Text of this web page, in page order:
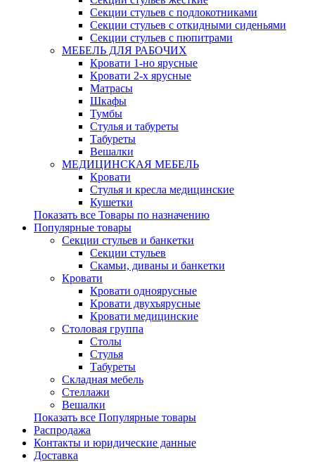
Секции стульев с подлокотниками
Секции стульев с откидными сиденьями
Секции стульев с пюпитрами
МЕБЕЛЬ ДЛЯ РАБОЧИХ
Кровати 1-но ярусные
Кровати 2-х ярусные
Матрасы
Шкафы
Тумбы
Стулья и табуреты
Табуреты
Вешалки
МЕДИЦИНСКАЯ МЕБЕЛЬ
Кровати
Стулья и кресла медицинские
Кушетки
Показать все Товары по назначению
Популярные товары
Секции стульев и банкетки
Секции стульев
Скамьи, диваны и банкетки
Кровати
Кровати одноярусные
Кровати двухъярусные
Кровати медицинские
Столовая группа
Столы
Стулья
Табуреты
Складная мебель
Стеллажи
Вешалки
Показать все Популярные товары
Распродажа
Контакты и юридические данные
Доставка